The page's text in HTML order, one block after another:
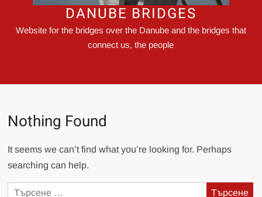
DANUBE BRIDGES
Website for the bridges over the Danube and the bridges that
connect us, the people
Nothing Found
It seems we can’t find what you’re looking for. Perhaps
searching can help.
Търсене